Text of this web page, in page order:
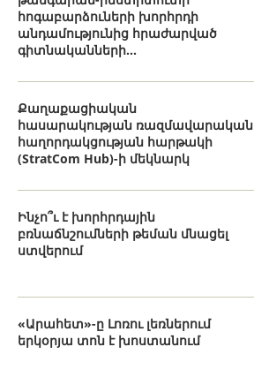
հոգաբարձուների խորհրդի
անդամությունից հրաժարված
գիտնականների...
Քաղաքացիական
հասարակության ռազմավարական
հաղորդակցության հարթակի
(StratCom Hub)-ի մեկնարկ
Ինչո՞ւ է խորհրդային
բռնաճնշումների թեման մնացել
ստվերում
«Արահետ»-ը Լոռու լեռներում
երկօրյա տոն է խոստանում